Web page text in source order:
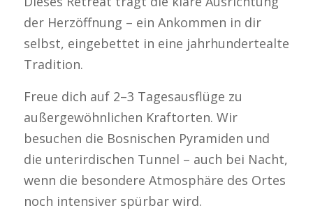
der Herzöffnung – ein Ankommen in dir
selbst, eingebettet in eine jahrhundertealte
Tradition.
Freue dich auf 2–3 Tagesausflüge zu
außergewöhnlichen Kraftorten. Wir
besuchen die Bosnischen Pyramiden und
die unterirdischen Tunnel – auch bei Nacht,
wenn die besondere Atmosphäre des Ortes
noch intensiver spürbar wird.